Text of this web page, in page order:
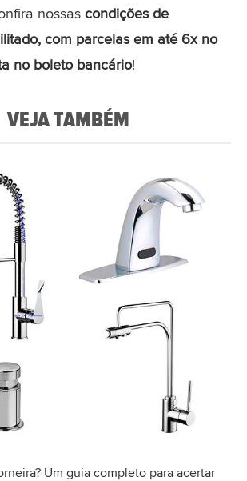
nossas condições de
com parcelas em até 6x no
no boleto bancário!
VEJA TAMBÉM
Um guia completo para acertar